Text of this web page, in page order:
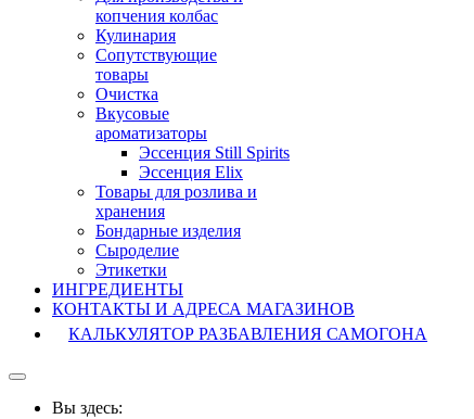
копчения колбас
Кулинария
Сопутствующие
товары
Очистка
Вкусовые
ароматизаторы
Эссенция Still Spirits
Эссенция Elix
Товары для розлива и
хранения
Бондарные изделия
Cыроделие
Этикетки
ИНГРЕДИЕНТЫ
КОНТАКТЫ И АДРЕСА МАГАЗИНОВ
КАЛЬКУЛЯТОР РАЗБАВЛЕНИЯ САМОГОНА
Вы здесь: